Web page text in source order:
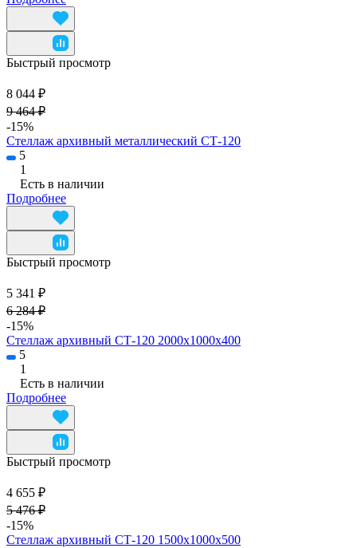
Быстрый просмотр
8 044 ₽
9 464 ₽
-15%
Стеллаж архивный металлический СТ-120
5
1
Есть в наличии
Подробнее
Быстрый просмотр
5 341 ₽
6 284 ₽
-15%
Стеллаж архивный СТ-120 2000х1000х400
5
1
Есть в наличии
Подробнее
Быстрый просмотр
4 655 ₽
5 476 ₽
-15%
Стеллаж архивный СТ-120 1500х1000х500